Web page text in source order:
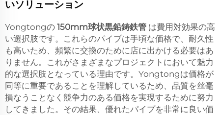
いソリューション
Yongtongの 150mm球状黒鉛鋳鉄管 は費用対効果の高
い選択肢です。これらのパイプは手頃な価格で、耐久性
も高いため、頻繁に交換のために店に出かける必要はあ
りません。これがさまざまなプロジェクトにおいて魅力
的な選択肢となっている理由です。Yongtongは価格が
同等に重要であることを理解しているため、品質を丝毫
損なうことなく競争力のある価格を実現するために努力
してきました。その結果、優れたパイプを非常に良い価